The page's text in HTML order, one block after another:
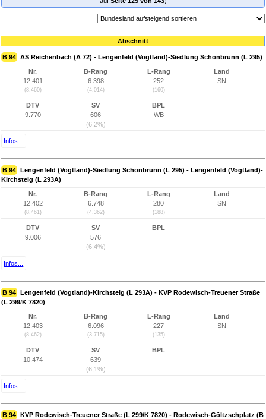
Abschnitt
B 94 AS Reichenbach (A 72) - Lengenfeld (Vogtland)-Siedlung Schönbrunn (L 295)
Nr.
12.401
(8.460)
B-Rang
6.398
(4.014)
L-Rang
252
(160)
Land
SN
DTV
9.770
SV
606
(6,2%)
BPL
WB
Infos...
B 94 Lengenfeld (Vogtland)-Siedlung Schönbrunn (L 295) - Lengenfeld (Vogtland)-
Kirchsteig (L 293A)
Nr.
12.402
(8.461)
B-Rang
6.748
(4.362)
L-Rang
280
(188)
Land
SN
DTV
9.006
SV
576
(6,4%)
BPL
Infos...
B 94 Lengenfeld (Vogtland)-Kirchsteig (L 293A) - KVP Rodewisch-Treuener Straße
(L 299/K 7820)
Nr.
12.403
(8.462)
B-Rang
6.096
(3.715)
L-Rang
227
(135)
Land
SN
DTV
10.474
SV
639
(6,1%)
BPL
Infos...
B 94 KVP Rodewisch-Treuener Straße (L 299/K 7820) - Rodewisch-Göltzschplatz (B